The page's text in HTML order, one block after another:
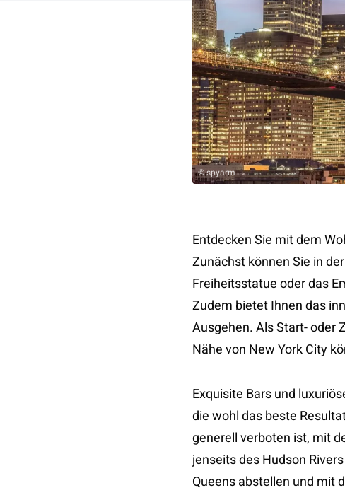
© spyarm
Entdecken Sie mit dem
Zunächst können Sie in
Freiheitsstatue oder das
Zudem bietet Ihnen das
Ausgehen. Als Start- oder
Nähe von New York City
Exquisite Bars und
die wohl das beste
generell verboten ist, mit
jenseits des Hudson
Queens abstellen und mit